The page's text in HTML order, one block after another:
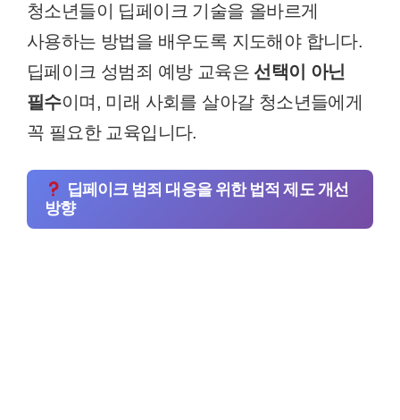
청소년들이 딥페이크 기술을 올바르게
사용하는 방법을 배우도록 지도해야 합니다.
딥페이크 성범죄 예방 교육은 선택이 아닌
필수이며, 미래 사회를 살아갈 청소년들에게
꼭 필요한 교육입니다.
딥페이크 범죄 대응을 위한 법적 제도 개선
방향